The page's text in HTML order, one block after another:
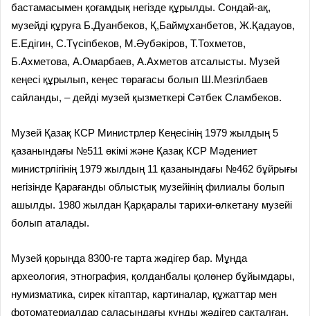
бастамасымен қоғамдық негізде құрылды. Сондай-ақ,
музейді құруға Б.Дуанбеков, Қ,Баймұханбетов, Ж.Қадауов,
Е.Едігин, С.Түсіпбеков, М.Әубәкіров, Т.Тохметов,
Б.Ахметова, А.Омарбаев, А.Ахметов атсалысты. Музей
кеңесі құрылып, кеңес төрағасы болып Ш.Мезгілбаев
сайланды, – дейді музей қызметкері Сәтбек Сламбеков.
Музей Қазақ КСР Министрлер Кеңесінің 1979 жылдың 5
қазанындағы №511 өкімі және Қазақ КСР Мәдениет
министрлігінің 1979 жылдың 11 қазанындағы №462 бұйрығы
негізінде Қарағанды облыстық музейінің филиалы болып
ашылды. 1980 жылдан Қарқаралы тарихи-өлкетану музейі
болып аталады.
Музей қорында 8300-ге тарта жәдігер бар. Мұнда
археология, этнография, қолданбалы қолөнер бұйымдары,
нумизматика, сирек кітаптар, картиналар, құжаттар мен
фотоматериалдар саласындағы құнды жәдігер сақталған.